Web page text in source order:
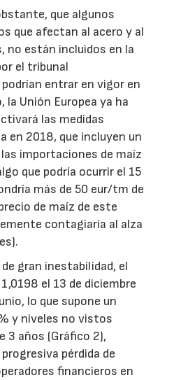
que algunos
que afectan al acero y al
no están incluidos en la
el tribunal
entrar en vigor en
la Unión Europea ya ha
las medidas
en 2018, que incluyen un
importaciones de maíz
que podría ocurrir el 15
más de 50 eur/tm de
de maíz de este
contagiaría al alza
gran inestabilidad, el
el 13 de diciembre
lo que supone un
y niveles no vistos
3 años (Gráfico 2),
pérdida de
financieros en